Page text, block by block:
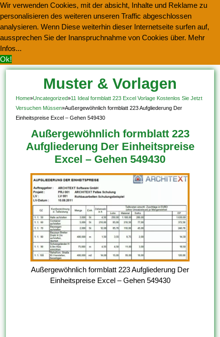
Wir verwenden Cookies, mit der absicht, Inhalte und Reklame zu
personalisieren des weiteren unseren Traffic abgeschlossen
analysieren. Wenn Diese weiterhin dieser Internetseite surfen auf,
aussprechen Sie der Inanspruchnahme von Cookies über. Mehr
Infos...
Ok!
Muster & Vorlagen
Kostenlos Herunterladen
Home»Uncategorized»11 Ideal formblatt 223 Excel Vorlage Kostenlos Sie Jetzt
Versuchen Müssen»Außergewöhnlich formblatt 223 Aufgliederung Der
Einheitspreise Excel – Gehen 549430
Außergewöhnlich formblatt 223
Aufgliederung Der Einheitspreise
Excel – Gehen 549430
Außergewöhnlich formblatt 223 Aufgliederung Der
Einheitspreise Excel – Gehen 549430